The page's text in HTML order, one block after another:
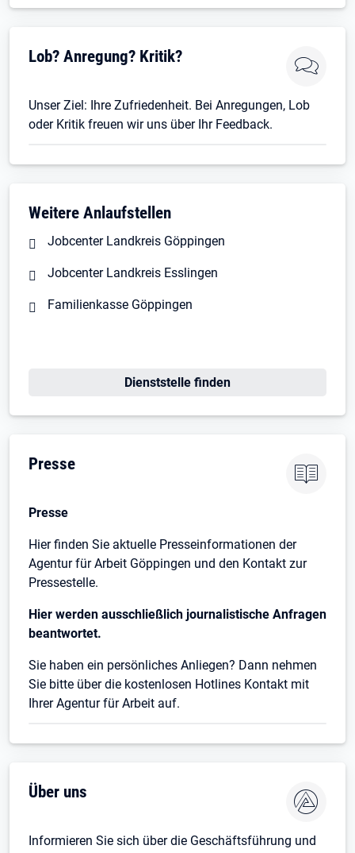
Öffnet in neuem Tab
Lob? Anregung? Kritik?
Unser Ziel: Ihre Zufriedenheit. Bei Anregungen, Lob
oder Kritik freuen wir uns über Ihr Feedback.
Weitere Anlaufstellen
Jobcenter Landkreis Göppingen
Jobcenter Landkreis Esslingen
Familienkasse Göppingen
Öffnet in neuem Tab
Dienststelle finden
Presse
Presse
Hier finden Sie aktuelle Presseinformationen der
Agentur für Arbeit Göppingen und den Kontakt zur
Pressestelle.
Hier werden ausschließlich journalistische Anfragen
beantwortet.
Sie haben ein persönliches Anliegen? Dann nehmen
Sie bitte über die kostenlosen Hotlines Kontakt mit
Ihrer Agentur für Arbeit auf.
Über uns
Informieren Sie sich über die Geschäftsführung und